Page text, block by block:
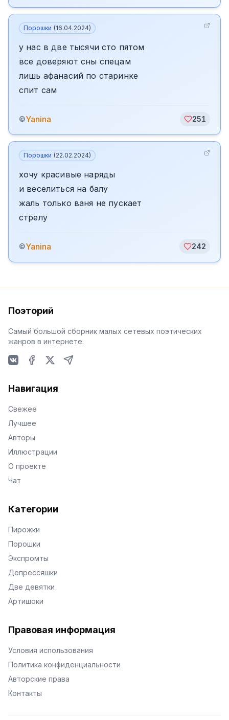
Порошки (16.04.2024)
у нас в две тысячи сто пятом
все доверяют сны спецам
лишь афанасий по старинке
спит сам
©Yanina 251
Порошки (22.02.2024)
хочу красивые наряды
и веселиться на балу
жаль только ваня не пускает
стрелу
©Yanina 242
Поэторий
Самый большой сборник малых сетевых поэтических
жанров в интернете.
Навигация
Свежее
Лучшее
Авторы
Иллюстрации
О проекте
Чат
Категории
Пирожки
Порошки
Экспромты
Депрессяшки
Две девятки
Артишоки
Правовая информация
Условия использования
Политика конфиденциальности
Авторские права
Контакты